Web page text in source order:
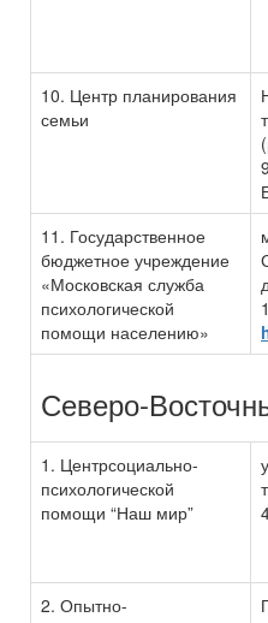
10. Центр планирования
семьи
11. Государственное
бюджетное учреждение
«Московская служба
психологической
помощи населению»
Северо-
1. Центрсоциально-
психологической
помощи “Наш мир”
2. Опытно-